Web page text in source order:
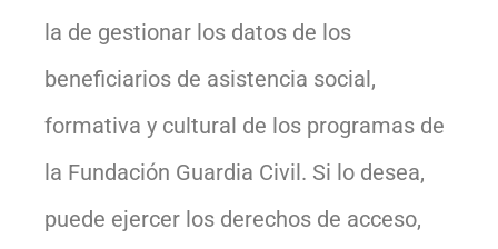
la de gestionar los datos de los
beneficiarios de asistencia social,
formativa y cultural de los programas de
la Fundación Guardia Civil. Si lo desea,
puede ejercer los derechos de acceso,